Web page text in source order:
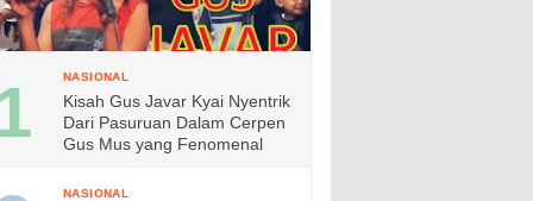
NASIONAL
Kisah Gus Javar Kyai Nyentrik
Dari Pasuruan Dalam Cerpen
Gus Mus yang Fenomenal
NASIONAL